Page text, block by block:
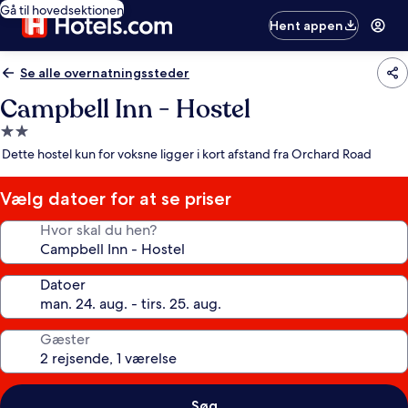
Gå til hovedsektionen
Hent appen
Se alle overnatningssteder
Campbell Inn - Hostel
2.0-
stjernet
Dette hostel kun for voksne ligger i kort afstand fra Orchard Road
Vælg datoer for at se priser
Hvor skal du hen?
Datoer
Gæster